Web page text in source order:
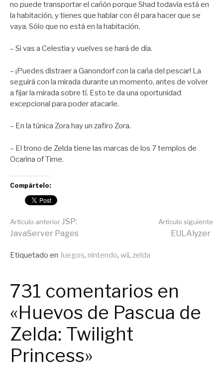
no puede transportar el cañón porque Shad todavía está en
la habitación, y tienes que hablar con él para hacer que se
vaya. Sólo que no está en la habitación.
– Si vas a Celestia y vuelves se hará de día.
– ¡Puedes distraer a Ganondorf con la caña del pescar! La
seguirá con la mirada durante un momento, antes de volver
a fijar la mirada sobre tí. Esto te da una oportunidad
excepcional para poder atacarle.
– En la túnica Zora hay un zafiro Zora.
– El trono de Zelda tiene las marcas de los 7 templos de
Ocarina of Time.
Compártelo:
Seguir
leyendo
Artículo anterior JSP:
JavaServer Pages
Artículo siguiente
EULAlyzer
Publicado
Etiquetado en Juegos, nintendo, wii, zelda
731 comentarios en
«Huevos de Pascua de
Zelda: Twilight
Princess»